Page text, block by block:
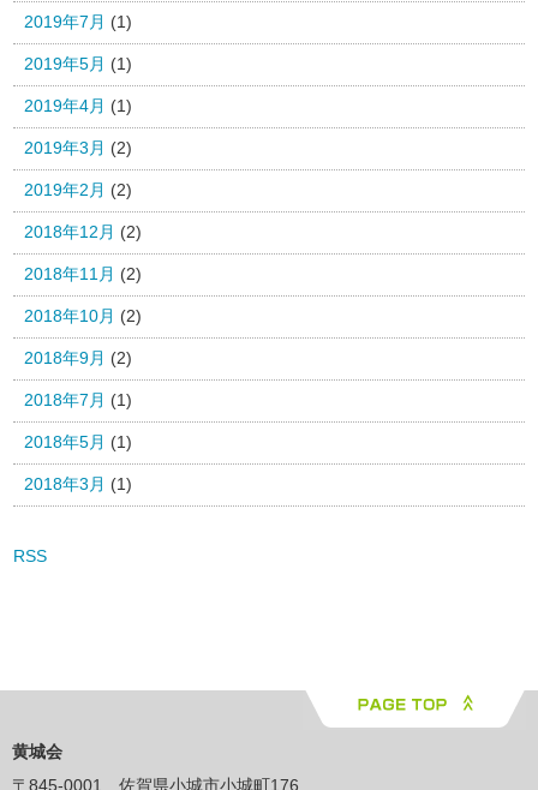
2019年7月 (1)
2019年5月 (1)
2019年4月 (1)
2019年3月 (2)
2019年2月 (2)
2018年12月 (2)
2018年11月 (2)
2018年10月 (2)
2018年9月 (2)
2018年7月 (1)
2018年5月 (1)
2018年3月 (1)
RSS
黄城会
〒845-0001 佐賀県小城市小城町176